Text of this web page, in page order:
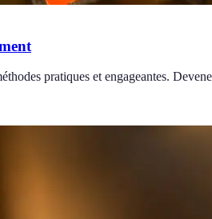
pratiques et engageantes.